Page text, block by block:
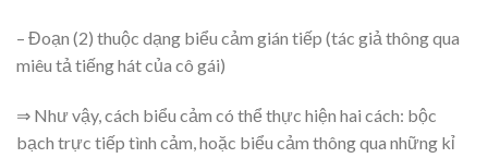
– Đoạn (2) thuộc dạng biểu cảm gián tiếp (tác giả thông qua
miêu tả tiếng hát của cô gái)
⇒ Như vậy, cách biểu cảm có thể thực hiện hai cách: bộc
bạch trực tiếp tình cảm, hoặc biểu cảm thông qua những kỉ